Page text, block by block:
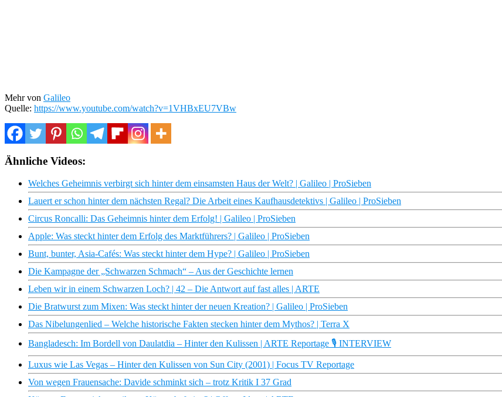
Mehr von Galileo
Quelle: https://www.youtube.com/watch?v=1VHBxEU7VBw
Ähnliche Videos:
Welches Geheimnis verbirgt sich hinter dem einsamsten Haus der Welt? | Galileo | ProSieben
Lauert er schon hinter dem nächsten Regal? Die Arbeit eines Kaufhausdetektivs | Galileo | ProSieben
Circus Roncalli: Das Geheimnis hinter dem Erfolg! | Galileo | ProSieben
Apple: Was steckt hinter dem Erfolg des Marktführers? | Galileo | ProSieben
Bunt, bunter, Asia-Cafés: Was steckt hinter dem Hype? | Galileo | ProSieben
Die Kampagne der „Schwarzen Schmach“ – Aus der Geschichte lernen
Leben wir in einem Schwarzen Loch? | 42 – Die Antwort auf fast alles | ARTE
Die Bratwurst zum Mixen: Was steckt hinter der neuen Kreation? | Galileo | ProSieben
Das Nibelungenlied – Welche historische Fakten stecken hinter dem Mythos? | Terra X
Bangladesch: Im Bordell von Daulatdia – Hinter den Kulissen | ARTE Reportage 🎙️ INTERVIEW
Luxus wie Las Vegas – Hinter den Kulissen von Sun City (2001) | Focus TV Reportage
Von wegen Frauensache: Davide schminkt sich – trotz Kritik I 37 Grad